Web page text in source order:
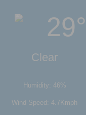
29°
Clear
Humidity: 46%
Wind Speed: 4.7Kmph